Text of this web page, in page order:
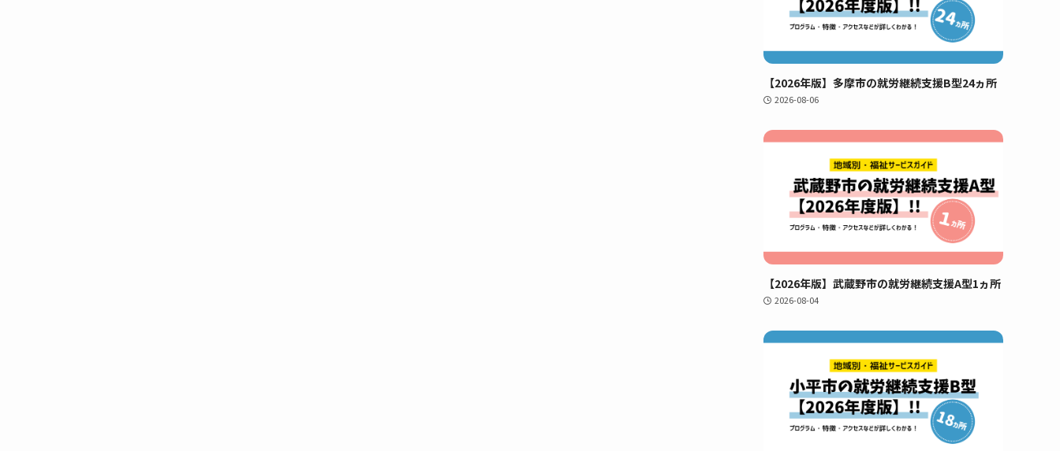
【2026年版】多摩市の就労継続支援B型24ヵ所
2026-08-06
【2026年版】武蔵野市の就労継続支援A型1ヵ所
2026-08-04